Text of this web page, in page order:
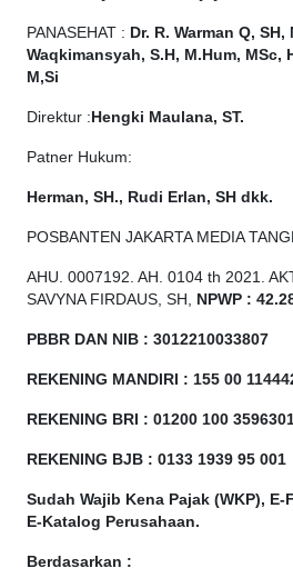
PANASEHAT : Dr. R. Warman Q, SH,
Waqkimansyah, S.H, M.Hum, MSc,
M,Si
Direktur : Hengki Maulana, ST.
Patner Hukum:
Herman, SH., Rudi Erlan, SH dkk.
POSBANTEN JAKARTA MEDIA
AHU. 0007192. AH. 0104 th 2021.
SAVYNA FIRDAUS, SH, NPW P : 42.
PBBR DAN NIB : 3012210033807
REKENING MANDIRI : 155 00
REKENING BRI : 01200 100
REKENING BJB : 0133 1939 95 001
Sudah Wajib Kena Pajak (WKP),
E-Katalog Perusahaan.
Berdasarkan :